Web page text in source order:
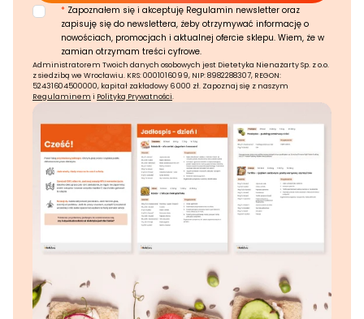
* Zapoznałem się i akceptuję Regulamin newsletter oraz
zapisuję się do newslettera, żeby otrzymywać informację o
nowościach, promocjach i aktualnej ofercie sklepu. Wiem, że w
zamian otrzymam treści cyfrowe.
Administratorem Twoich danych osobowych jest Dietetyka Nienażarty Sp. z o.o.
z siedzibą we Wrocławiu. KRS: 0001016099, NIP: 8982288307, REGON:
52431604500000, kapitał zakładowy 6 000 zł. Zapoznaj się z naszym
Regulaminem i Polityką Prywatności.